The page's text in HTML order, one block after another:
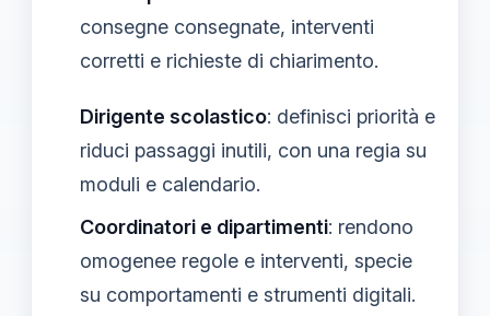
consegne consegnate, interventi
corretti e richieste di chiarimento.
Dirigente scolastico: definisci priorità e
riduci passaggi inutili, con una regia su
moduli e calendario.
Coordinatori e dipartimenti: rendono
omogenee regole e interventi, specie
su comportamenti e strumenti digitali.